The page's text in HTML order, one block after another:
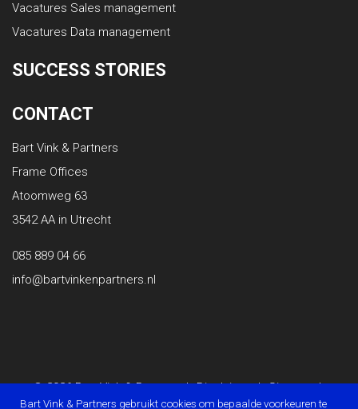
Vacatures Sales management
Vacatures Data management
SUCCESS STORIES
CONTACT
Bart Vink & Partners
Frame Offices
Atoomweg 63
3542 AA in Utrecht
085 889 04 66
info@bartvinkenpartners.nl
© 2026 Bart Vink & Partners | Disclaimer | Sitemap |
Bart Vink & Partners gebruikt cookies om bepaalde voorkeuren te